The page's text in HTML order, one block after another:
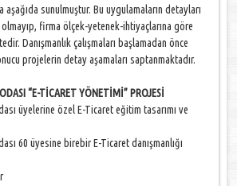
aşağıda sunulmuştur. Bu uygulamaların detayları
firma ölçek-yetenek-ihtiyaçlarına göre
Danışmanlık çalışmaları başlamadan önce
projelerin detay aşamaları saptanmaktadır.
“E-TİCARET YÖNETİMİ” PROJESİ
üyelerine özel E-Ticaret eğitim tasarımı ve
60 üyesine birebir E-Ticaret danışmanlığı